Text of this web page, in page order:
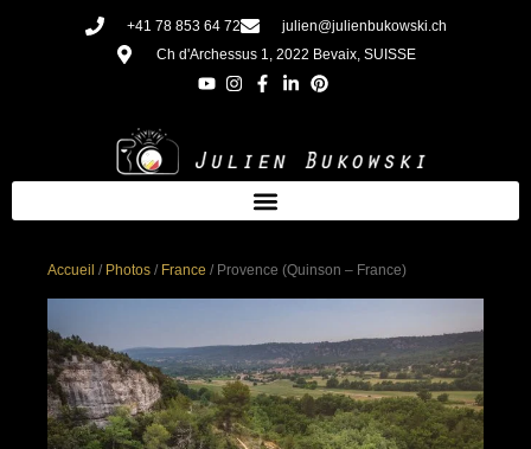
+41 78 853 64 72
julien@julienbukowski.ch
Ch d'Archessus 1, 2022 Bevaix, SUISSE
Accueil / Photos / France / Provence (Quinson – France)